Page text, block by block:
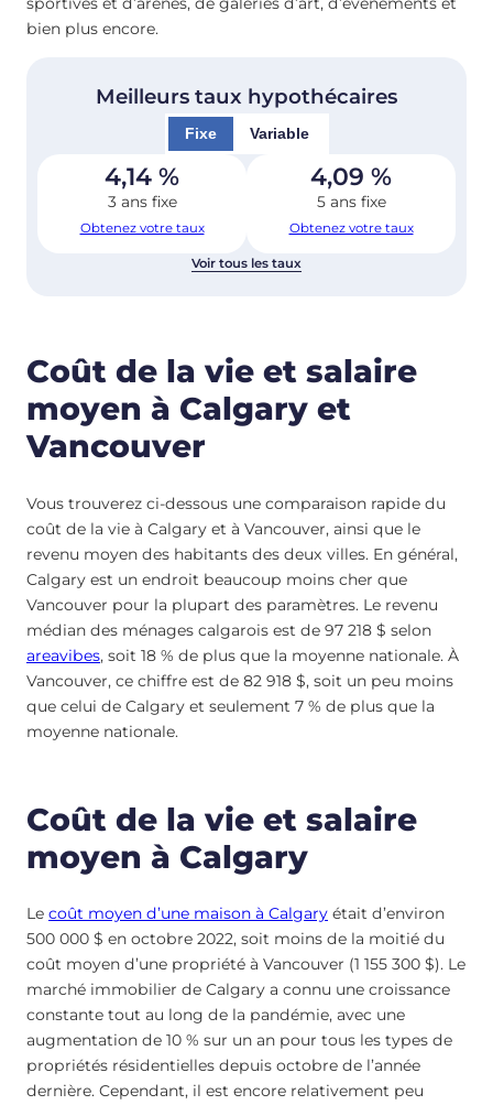
bien plus encore.
Meilleurs taux hypothécaires
Fixe Variable
4,14 %
3 ans fixe
Obtenez votre taux
4,09 %
5 ans fixe
Obtenez votre taux
Voir tous les taux
Coût de la vie et salaire
moyen à Calgary et
Vancouver
Vous trouverez ci-dessous une comparaison rapide du
coût de la vie à Calgary et à Vancouver, ainsi que le
revenu moyen des habitants des deux villes. En général,
Calgary est un endroit beaucoup moins cher que
Vancouver pour la plupart des paramètres. Le revenu
médian des ménages calgarois est de 97 218 $ selon
areavibes, soit 18 % de plus que la moyenne nationale. À
Vancouver, ce chiffre est de 82 918 $, soit un peu moins
que celui de Calgary et seulement 7 % de plus que la
moyenne nationale.
Coût de la vie et salaire
moyen à Calgary
Le coût moyen d’une maison à Calgary était d’environ
500 000 $ en octobre 2022, soit moins de la moitié du
coût moyen d’une propriété à Vancouver (1 155 300 $). Le
marché immobilier de Calgary a connu une croissance
constante tout au long de la pandémie, avec une
augmentation de 10 % sur un an pour tous les types de
propriétés résidentielles depuis octobre de l’année
dernière. Cependant, il est encore relativement peu